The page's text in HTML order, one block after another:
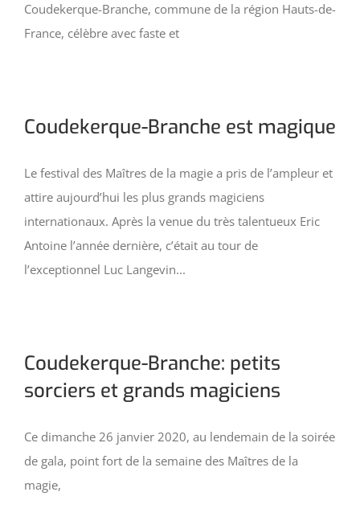
Coudekerque-Branche, commune de la région Hauts-de-
France, célèbre avec faste et
Coudekerque-Branche est magique
Le festival des Maîtres de la magie a pris de l’ampleur et
attire aujourd’hui les plus grands magiciens
internationaux. Après la venue du très talentueux Eric
Antoine l’année dernière, c’était au tour de
l’exceptionnel Luc Langevin...
Coudekerque-Branche: petits
sorciers et grands magiciens
Ce dimanche 26 janvier 2020, au lendemain de la soirée
de gala, point fort de la semaine des Maîtres de la
magie,